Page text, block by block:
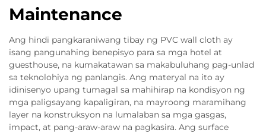
Maintenance
Ang hindi pangkaraniwang tibay ng PVC wall cloth ay
isang pangunahing benepisyo para sa mga hotel at
guesthouse, na kumakatawan sa makabuluhang pag-unlad
sa teknolohiya ng panlangis. Ang materyal na ito ay
idinisenyo upang tumagal sa mahihirap na kondisyon ng
mga paligsayang kapaligiran, na mayroong maramihang
layer na konstruksyon na lumalaban sa mga gasgas,
impact, at pang-araw-araw na pagkasira. Ang surface